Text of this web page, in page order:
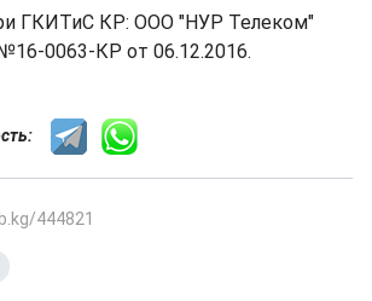
ГКИТиС КР: ООО "НУР Телеком"
0063-КР от 06.12.2016.
444821